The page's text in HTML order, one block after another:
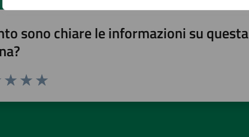
sono chiare le informazioni su questa